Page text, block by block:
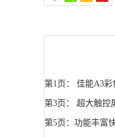
第1页： 佳能A3彩
第3页： 超大触控
第5页：功能丰富